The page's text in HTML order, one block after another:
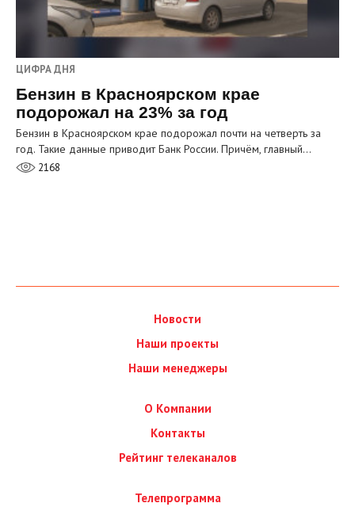
ЦИФРА ДНЯ
Бензин в Красноярском крае
подорожал на 23% за год
Бензин в Красноярском крае подорожал почти на четверть за
год. Такие данные приводит Банк России. Причём, главный…
2168
Новости
Наши проекты
Наши менеджеры
О Компании
Контакты
Рейтинг телеканалов
Телепрограмма